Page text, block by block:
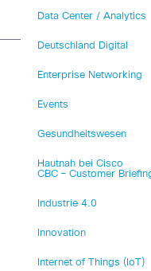
Data Center / Analytics
Deutschland Digital
Enterprise Networking
Events
Gesundheitswesen
Hautnah bei Cisco
CBC – Customer
Industrie 4.0
Innovation
Internet of Things (IoT)